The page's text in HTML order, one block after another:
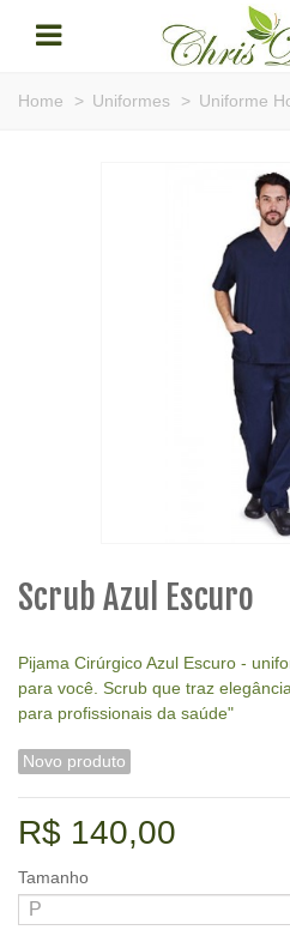
Home > Uniformes > Uniforme
Scrub Azul Escuro
Pijama Cirúrgico Azul Escuro -
para você. Scrub que traz
para profissionais da saúde"
Novo produto
R$ 140,00
Tamanho